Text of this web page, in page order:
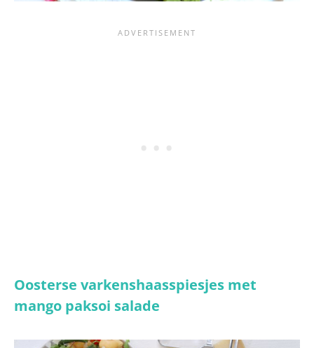
Oosterse varkenshaasspiesjes met
mango paksoi salade